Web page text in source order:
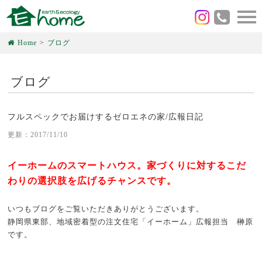
Home ブログ
ブログ
フルスペックでお届けするゼロエネの家/広報日記
更新：2017/11/10
イーホームのスマートハウス。家づくりに対するこだ
わりの選択肢を広げるチャンスです。
いつもブログをご覧いただきありがとうございます。
静岡県東部、地域密着型の注文住宅「イーホーム」広報担当 榊原
です。